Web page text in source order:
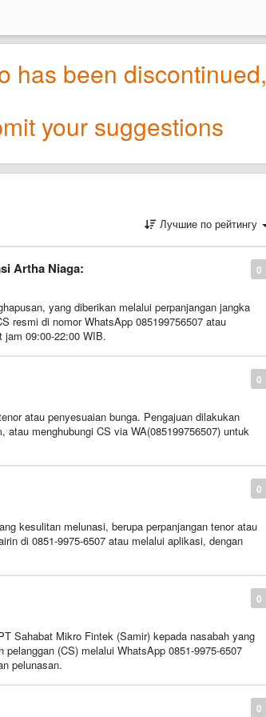
has been discontinued,
your suggestions
Лучшие по рейтингу
0
Artha Niaga:
yang diberikan melalui perpanjangan jangka
resmi di nomor WhatsApp 085199756507 atau
jam 09:00-22:00 WIB.
0
atau penyesuaian bunga. Pengajuan dilakukan
menghubungi CS via WA(085199756507) untuk
0
kesulitan melunasi, berupa perpanjangan tenor atau
di 0851-9975-6507 atau melalui aplikasi, dengan
0
Sahabat Mikro Fintek (Samir) kepada nasabah yang
(CS) melalui WhatsApp 0851-9975-6507
pelunasan.
0